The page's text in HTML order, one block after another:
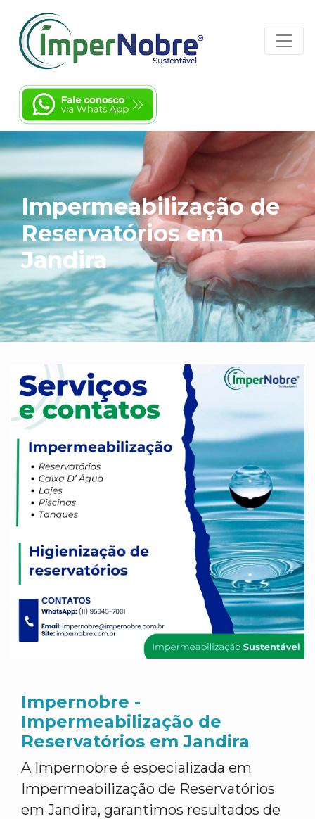
Impermeabilização de
Reservatórios em
Jandira
Impernobre -
Impermeabilização de
Reservatórios em Jandira
A Impernobre é especializada em
Impermeabilização de Reservatórios
em Jandira, garantimos resultados de